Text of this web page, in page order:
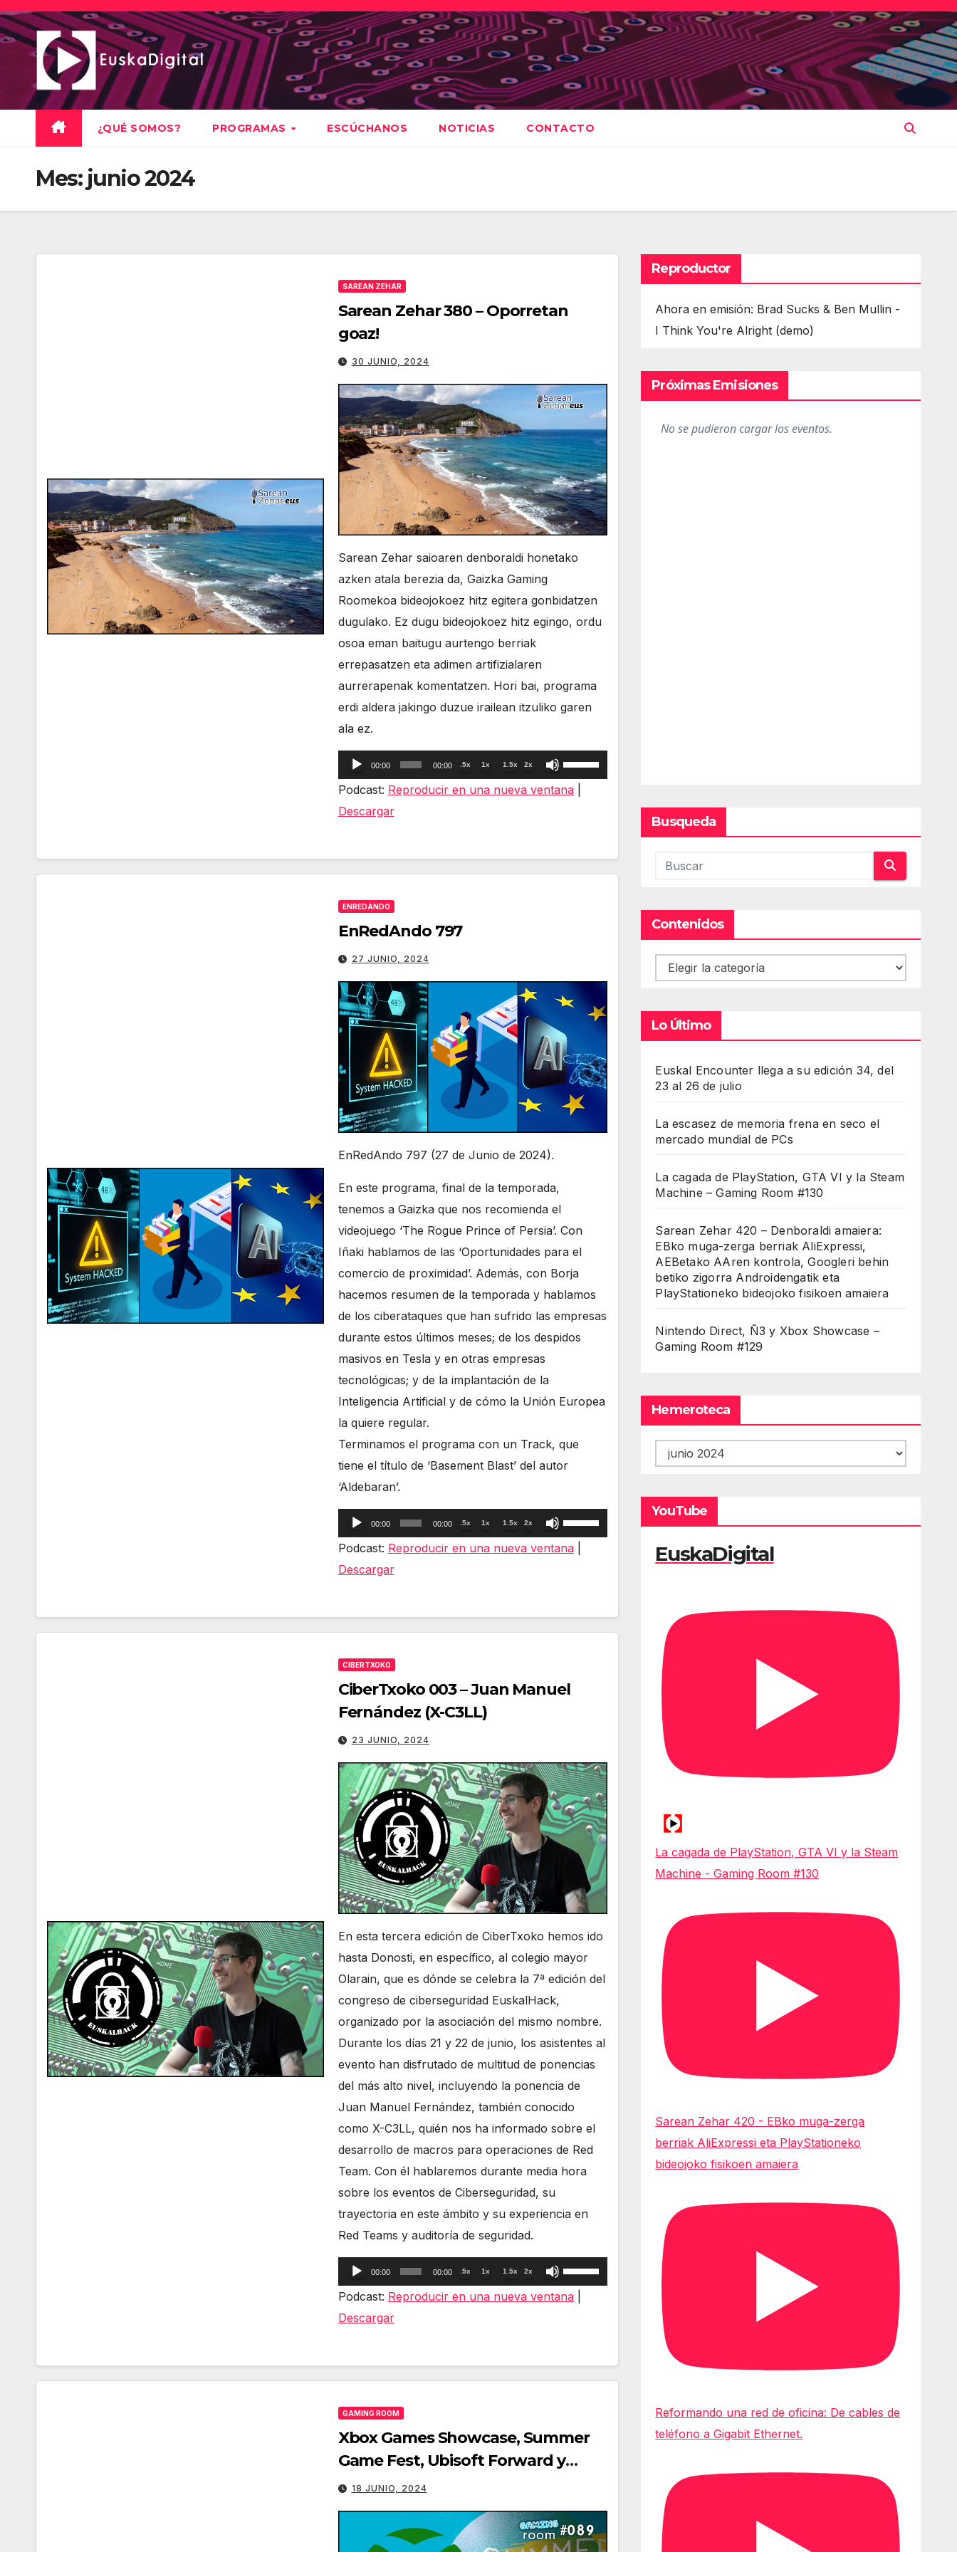
Saltar
al
contenido
¿QUÉ SOMOS? PROGRAMAS ESCÚCHANOS NOTICIAS CONTACTO
Mes: junio 2024
SAREAN ZEHAR
Sarean Zehar 380 – Oporretan
goaz!
30 JUNIO, 2024
Sarean Zehar saioaren denboraldi honetako
azken atala berezia da, Gaizka Gaming
Roomekoa bideojokoez hitz egitera gonbidatzen
dugulako. Ez dugu bideojokoez hitz egingo, ordu
osoa eman baitugu aurtengo berriak
errepasatzen eta adimen artifizialaren
aurrerapenak komentatzen. Hori bai, programa
erdi aldera jakingo duzue irailean itzuliko garen
ala ez.
Reproductor
de
00:00 00:00 .5x 1x 1.5x 2x
Utiliza
las
volumen.
Podcast: Reproducir en una nueva ventana|
Descargar
ENREDANDO
EnRedAndo 797
27 JUNIO, 2024
EnRedAndo 797 (27 de Junio de 2024).
En este programa, final de la temporada,
tenemos a Gaizka que nos recomienda el
videojuego ‘The Rogue Prince of Persia’. Con
Iñaki hablamos de las ‘Oportunidades para el
comercio de proximidad’. Además, con Borja
hacemos resumen de la temporada y hablamos
de los ciberataques que han sufrido las empresas
durante estos últimos meses; de los despidos
masivos en Tesla y en otras empresas
tecnológicas; y de la implantación de la
Inteligencia Artificial y de cómo la Unión Europea
la quiere regular.
Terminamos el programa con un Track, que
tiene el título de ‘Basement Blast’ del autor
‘Aldebaran’.
Reproductor
de
00:00 00:00 .5x 1x 1.5x 2x
Utiliza
las
o
Podcast: Reproducir en una nueva ventana|
Descargar
CIBERTXOKO
CiberTxoko 003 – Juan Manuel
Fernández (X-C3LL)
23 JUNIO, 2024
En esta tercera edición de CiberTxoko hemos ido
hasta Donosti, en específico, al colegio mayor
Olarain, que es dónde se celebra la 7ª edición del
congreso de ciberseguridad EuskalHack,
organizado por la asociación del mismo nombre.
Durante los días 21 y 22 de junio, los asistentes al
evento han disfrutado de multitud de ponencias
del más alto nivel, incluyendo la ponencia de
Juan Manuel Fernández, también conocido
como X-C3LL, quién nos ha informado sobre el
desarrollo de macros para operaciones de Red
Team. Con él hablaremos durante media hora
sobre los eventos de Ciberseguridad, su
trayectoria en este ámbito y su experiencia en
Red Teams y auditoría de seguridad.
Reproductor
de
00:00 00:00 .5x 1x 1.5x 2x
Utiliza
las
o
disminuir
Podcast: Reproducir en una nueva ventana|
Descargar
GAMING ROOM
Xbox Games Showcase, Summer
Game Fest, Ubisoft Forward y
Arcade Classics – Gaming Room
#089
18 JUNIO, 2024
Reproductor
Ahora en emisión: Brad Sucks & Ben Mullin -
I Think You're Alright (demo)
Próximas Emisiones
Busqueda
Contenidos
Contenidos
Lo Último
Euskal Encounter llega a su edición 34, del
23 al 26 de julio
La escasez de memoria frena en seco el
mercado mundial de PCs
La cagada de PlayStation, GTA VI y la Steam
Machine – Gaming Room #130
Sarean Zehar 420 – Denboraldi amaiera:
EBko muga-zerga berriak AliExpressi,
AEBetako AAren kontrola, Googleri behin
betiko zigorra Androidengatik eta
PlayStationeko bideojoko fisikoen amaiera
Nintendo Direct, Ñ3 y Xbox Showcase –
Gaming Room #129
Hemeroteca
Hemeroteca
YouTube
EuskaDigital
La cagada de PlayStation, GTA VI y la Steam
Machine - Gaming Room #130
Sarean Zehar 420 - EBko muga-zerga
berriak AliExpressi eta PlayStationeko
bideojoko fisikoen amaiera
Reformando una red de oficina: De cables de
teléfono a Gigabit Ethernet.